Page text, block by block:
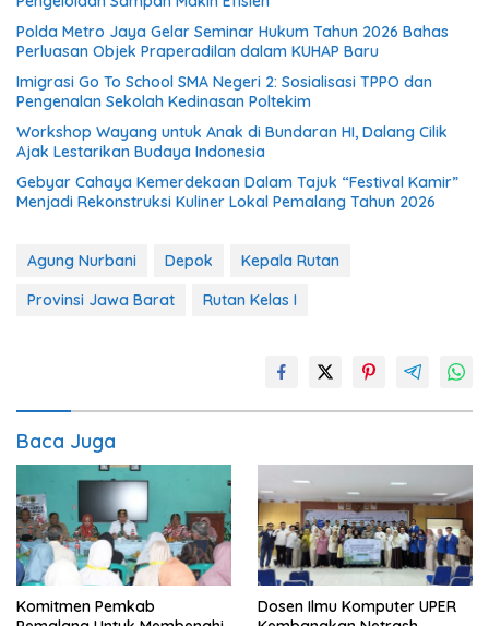
Polda Metro Jaya Gelar Seminar Hukum Tahun 2026 Bahas
Perluasan Objek Praperadilan dalam KUHAP Baru
Imigrasi Go To School SMA Negeri 2: Sosialisasi TPPO dan
Pengenalan Sekolah Kedinasan Poltekim
Workshop Wayang untuk Anak di Bundaran HI, Dalang Cilik
Ajak Lestarikan Budaya Indonesia
Gebyar Cahaya Kemerdekaan Dalam Tajuk “Festival Kamir”
Menjadi Rekonstruksi Kuliner Lokal Pemalang Tahun 2026
Agung Nurbani Depok
Kepala Rutan
Provinsi Jawa Barat
Rutan Kelas I
Baca Juga
Komitmen Pemkab
Dosen Ilmu Komputer UPER